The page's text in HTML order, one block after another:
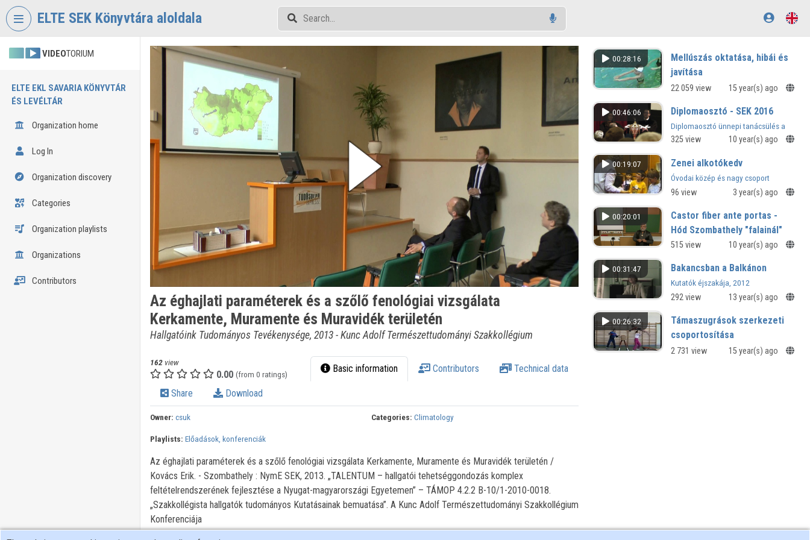
Skip header
ELTE SEK Könyvtára aloldala
VIDEOTORIUM
ELTE EKL SAVARIA KÖNYVTÁR
ÉS LEVÉLTÁR
Organization home
Log In
Organization discovery
Categories
Organization playlists
Organizations
Contributors
Az éghajlati paraméterek és a szőlő fenológiai vizsgálata
Kerkamente, Muramente és Muravidék területén
Hallgatóink Tudományos Tevékenysége, 2013 - Kunc Adolf Természettudományi Szakkollégium
162view
0.00 (from 0 ratings) Basic information Contributors Technical data
Share Download
Owner: csuk Categories: Climatology
Playlists: Előadások, konferenciák
Az éghajlati paraméterek és a szőlő fenológiai vizsgálata Kerkamente, Muramente és Muravidék területén /
Kovács Erik. - Szombathely : NymE SEK, 2013. „TALENTUM – hallgatói tehetséggondozás komplex
feltételrendszerének fejlesztése a Nyugat-magyarországi Egyetemen” – TÁMOP 4.2.2 B-10/1-2010-0018.
„Szakkollégista hallgatók tudományos Kutatásainak bemuatása”. A Kunc Adolf Természettudományi Szakkollégium
Konferenciája
00:28:16
Mellúszás oktatása, hibái és
javítása
22 059 view 15 year(s) ago
00:46:06 Diplomaosztó - SEK 2016
Diplomaosztó ünnepi tanácsülés a
NymE Savaria Egyetemi Központban -
325 view 10 year(s) ago
00:19:07 Zenei alkotókedv
Óvodai közép és nagy csoport
96 view 3 year(s) ago
00:20:01
Castor fiber ante portas -
Hód Szombathely "falainál"
XI. Regionális Természettudományi
515 view 10 year(s) ago
00:31:47 Bakancsban a Balkánon
Kutatók éjszakája, 2012
292 view 13 year(s) ago
00:26:32
Támaszugrások szerkezeti
csoportosítása
2 731 view 15 year(s) ago